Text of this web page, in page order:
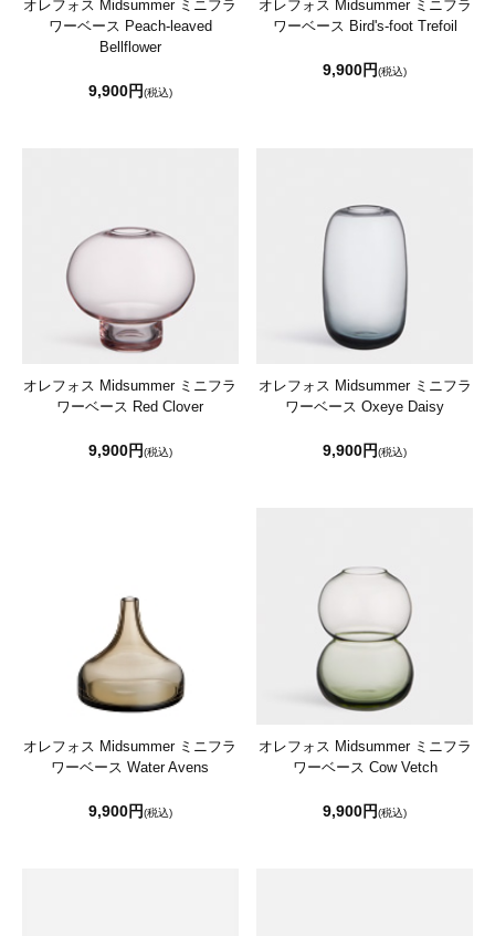
オレフォス Midsummer ミニフラ
ワーベース Peach-leaved
Bellflower
9,900円(税込)
オレフォス Midsummer ミニフラ
ワーベース Bird's-foot Trefoil
9,900円(税込)
オレフォス Midsummer ミニフラ
ワーベース Red Clover
9,900円(税込)
オレフォス Midsummer ミニフラ
ワーベース Oxeye Daisy
9,900円(税込)
オレフォス Midsummer ミニフラ
ワーベース Water Avens
9,900円(税込)
オレフォス Midsummer ミニフラ
ワーベース Cow Vetch
9,900円(税込)